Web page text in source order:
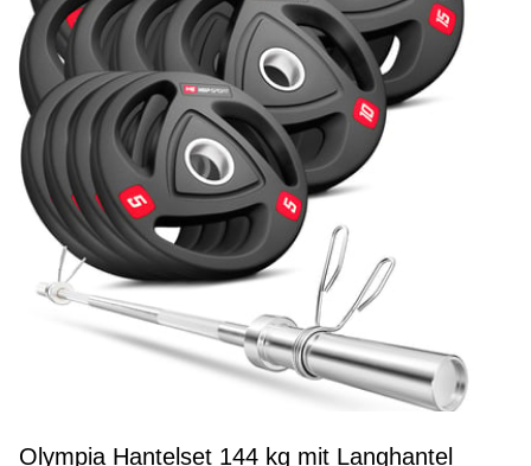
Olympia Hantelset 144 kg mit Langhantel